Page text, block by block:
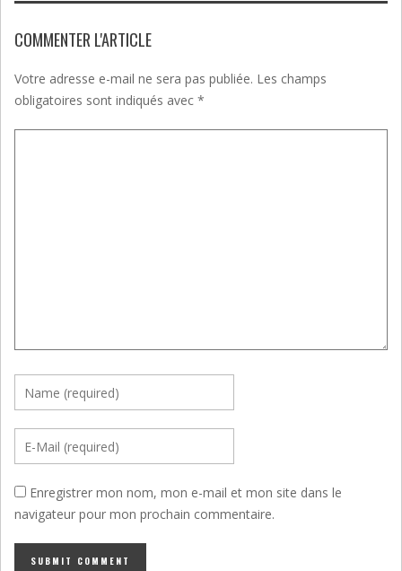
COMMENTER L'ARTICLE
Votre adresse e-mail ne sera pas publiée. Les champs
obligatoires sont indiqués avec *
Enregistrer mon nom, mon e-mail et mon site dans le
navigateur pour mon prochain commentaire.